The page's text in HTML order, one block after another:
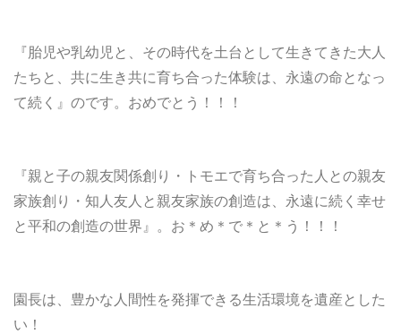
『胎児や乳幼児と、その時代を土台として生きてきた大人
たちと、共に生き共に育ち合った体験は、永遠の命となっ
て続く』のです。おめでとう！！！
『親と子の親友関係創り・トモエで育ち合った人との親友
家族創り・知人友人と親友家族の創造は、永遠に続く幸せ
と平和の創造の世界』。お＊め＊で＊と＊う！！！
園長は、豊かな人間性を発揮できる生活環境を遺産とした
い！